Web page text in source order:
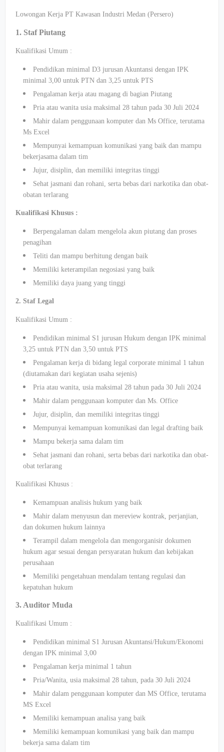
Lowongan Kerja PT Kawasan Industri Medan (Persero)
1. Staf Piutang
Kualifikasi Umum :
Pendidikan minimal D3 jurusan Akuntansi dengan IPK
minimal 3,00 untuk PTN dan 3,25 untuk PTS
Pengalaman kerja atau magang di bagian Piutang
Pria atau wanita usia maksimal 28 tahun pada 30 Juli 2024
Mahir dalam penggunaan komputer dan Ms Office, terutama
Ms Excel
Mempunyai kemampuan komunikasi yang baik dan mampu
bekerjasama dalam tim
Jujur, disiplin, dan memiliki integritas tinggi
Sehat jasmani dan rohani, serta bebas dari narkotika dan obat-
obatan terlarang
Kualifikasi Khusus :
Berpengalaman dalam mengelola akun piutang dan proses
penagihan
Teliti dan mampu berhitung dengan baik
Memiliki keterampilan negosiasi yang baik
Memiliki daya juang yang tinggi
2. Staf Legal
Kualifikasi Umum :
Pendidikan minimal S1 jurusan Hukum dengan IPK minimal
3,25 untuk PTN dan 3,50 untuk PTS
Pengalaman kerja di bidang legal corporate minimal 1 tahun
(diutamakan dari kegiatan usaha sejenis)
Pria atau wanita, usia maksimal 28 tahun pada 30 Juli 2024
Mahir dalam penggunaan komputer dan Ms. Office
Jujur, disiplin, dan memiliki integritas tinggi
Mempunyai kemampuan komunikasi dan legal drafting baik
Mampu bekerja sama dalam tim
Sehat jasmani dan rohani, serta bebas dari narkotika dan obat-
obat terlarang
Kualifikasi Khusus :
Kemampuan analisis hukum yang baik
Mahir dalam menyusun dan mereview kontrak, perjanjian,
dan dokumen hukum lainnya
Terampil dalam mengelola dan mengorganisir dokumen
hukum agar sesuai dengan persyaratan hukum dan kebijakan
perusahaan
Memiliki pengetahuan mendalam tentang regulasi dan
kepatuhan hukum
3. Auditor Muda
Kualifikasi Umum :
Pendidikan minimal S1 Jurusan Akuntansi/Hukum/Ekonomi
dengan IPK minimal 3,00
Pengalaman kerja minimal 1 tahun
Pria/Wanita, usia maksimal 28 tahun, pada 30 Juli 2024
Mahir dalam penggunaan komputer dan MS Office, terutama
MS Excel
Memiliki kemampuan analisa yang baik
Memiliki kemampuan komunikasi yang baik dan mampu
bekerja sama dalam tim